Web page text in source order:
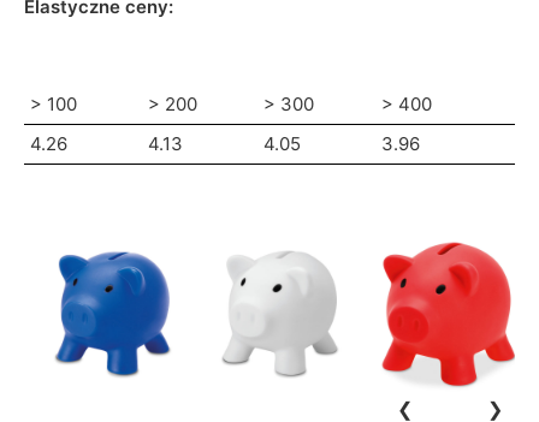
Elastyczne ceny:
> 100 > 200 > 300
> 400
4.26
4.13 4.05 3.96
❮ ❯